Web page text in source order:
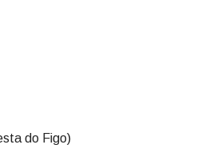
do Figo)